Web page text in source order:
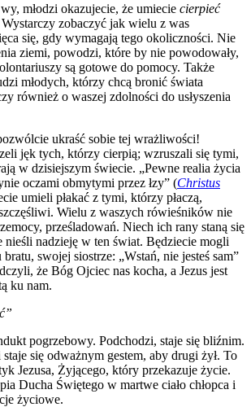
młodzi okazujecie, że umiecie cierpieć
Wystarczy zobaczyć jak wielu z was
się, gdy wymagają tego okoliczności. Nie
ziemi, powodzi, które by nie powodowały,
są gotowe do pomocy. Także
młodych, którzy chcą bronić świata
również o waszej zdolności do usłyszenia
ukraść sobie tej wrażliwości!
jęk tych, którzy cierpią; wzruszali się tymi,
w dzisiejszym świecie. „Pewne realia życia
oczami obmytymi przez łzy” (Christus
umieli płakać z tymi, którzy płaczą,
Wielu z waszych rówieśników nie
prześladowań. Niech ich rany staną się
nieśli nadzieję w ten świat. Będziecie mogli
swojej siostrze: „Wstań, nie jesteś sam”
że Bóg Ojciec nas kocha, a Jezus jest
ku nam.
pogrzebowy. Podchodzi, staje się bliźnim.
się odważnym gestem, aby drugi żył. To
Jezusa, Żyjącego, który przekazuje życie.
Ducha Świętego w martwe ciało chłopca i
życiowe.